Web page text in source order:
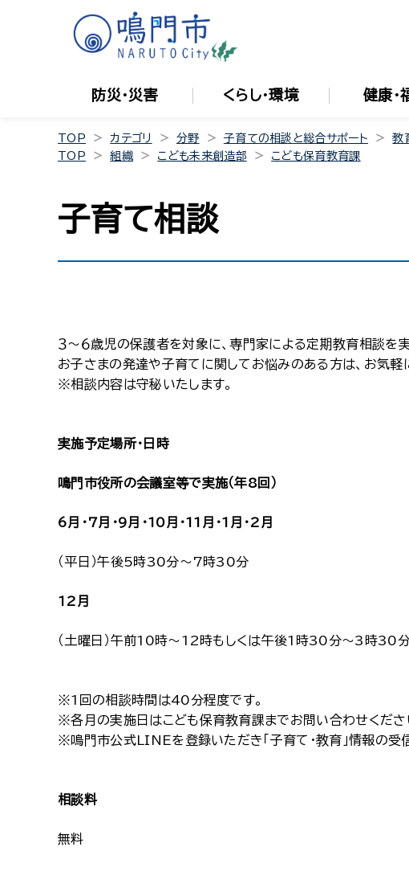
防災・災害 くらし・環境 健康・
TOP カテゴリ 分野 子育ての相談と総合サポート
教
TOP
組織 こども未来創造部 こども保育教育課
子育て相談
３～６歳児の保護者を対象に、専門家による定期教育相談を実
お子さまの発達や子育てに関してお悩みのある方は、お気軽
※相談内容は守秘いたします。
実施予定場所・日時
鳴門市役所の会議室等で実施（年8回）
6月・7月・9月・10月・11月・1月・2月
（平日）午後5時30分～7時30分
12月
（土曜日）午前10時～12時もしくは午後1時30分～3時30
※1回の相談時間は40分程度です。
※各月の実施日はこども保育教育課までお問い合わせくださ
※鳴門市公式LINEを登録いただき「子育て・教育」情報の受
相談料
無料